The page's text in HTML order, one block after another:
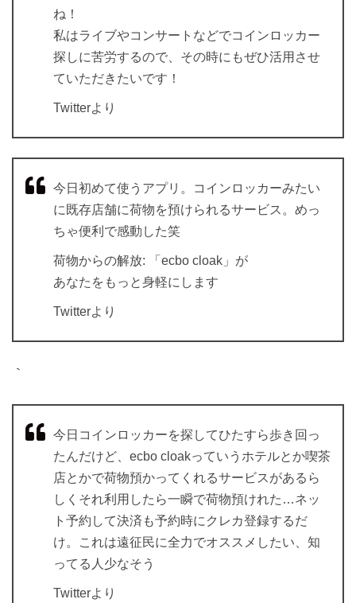
ね！
私はライブやコンサートなどでコインロッカー
探しに苦労するので、その時にもぜひ活用させ
ていただきたいです！
Twitterより
今日初めて使うアプリ。コインロッカーみたい
に既存店舗に荷物を預けられるサービス。めっ
ちゃ便利で感動した笑
荷物からの解放: 「ecbo cloak」が
あなたをもっと身軽にします
Twitterより
｀
今日コインロッカーを探してひたすら歩き回っ
たんだけど、ecbo cloakっていうホテルとか喫茶
店とかで荷物預かってくれるサービスがあるら
しくそれ利用したら一瞬で荷物預けれた…ネッ
ト予約して決済も予約時にクレカ登録するだ
け。これは遠征民に全力でオススメしたい、知
ってる人少なそう
Twitterより